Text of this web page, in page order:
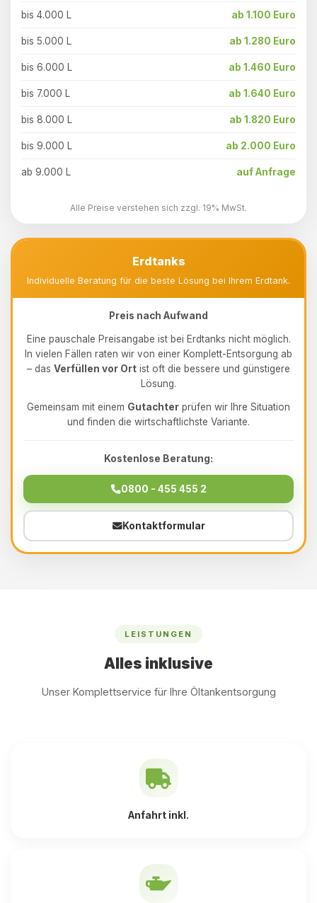
bis 4.000 L ab 1.100 Euro
bis 5.000 L ab 1.280 Euro
bis 6.000 L ab 1.460 Euro
bis 7.000 L ab 1.640 Euro
bis 8.000 L ab 1.820 Euro
bis 9.000 L ab 2.000 Euro
ab 9.000 L auf Anfrage
Alle Preise verstehen sich zzgl. 19% MwSt.
Erdtanks
Individuelle Beratung für die beste Lösung bei Ihrem Erdtank.
Preis nach Aufwand
Eine pauschale Preisangabe ist bei Erdtanks nicht möglich.
In vielen Fällen raten wir von einer Komplett-Entsorgung ab
– das Verfüllen vor Ort ist oft die bessere und günstigere
Lösung.
Gemeinsam mit einem Gutachter prüfen wir Ihre Situation
und finden die wirtschaftlichste Variante.
Kostenlose Beratung:
0800 - 455 455 2
Kontaktformular
LEISTUNGEN
Alles inklusive
Unser Komplettservice für Ihre Öltankentsorgung
Anfahrt inkl.